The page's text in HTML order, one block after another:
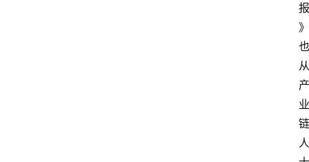
报
》
也
从
产
业
链
人